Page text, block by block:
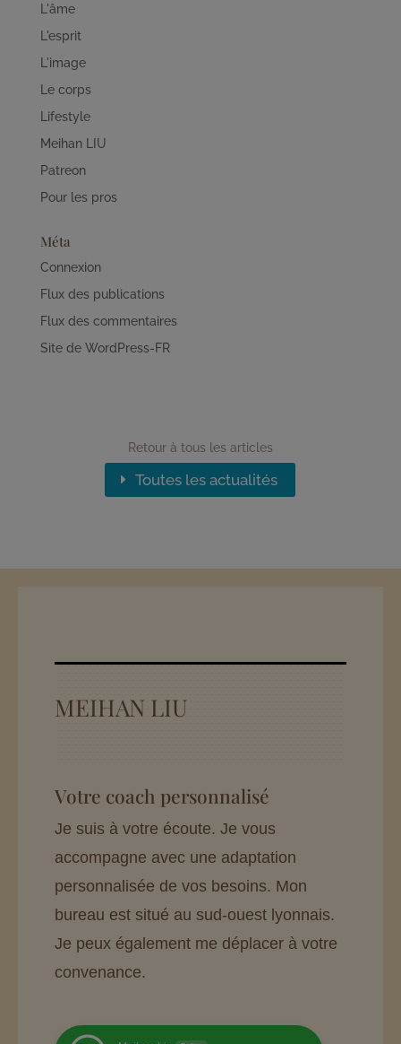
L'âme
L'esprit
L'image
Le corps
Lifestyle
Meihan LIU
Patreon
Pour les pros
Méta
Connexion
Flux des publications
Flux des commentaires
Site de WordPress-FR
Retour à tous les articles
Toutes les actualités
MEIHAN LIU
Votre coach personnalisé
Je suis à votre écoute. Je vous
accompagne avec une adaptation
personnalisée de vos besoins. Mon
bureau est situé au sud-ouest lyonnais.
Je peux également me déplacer à votre
convenance.